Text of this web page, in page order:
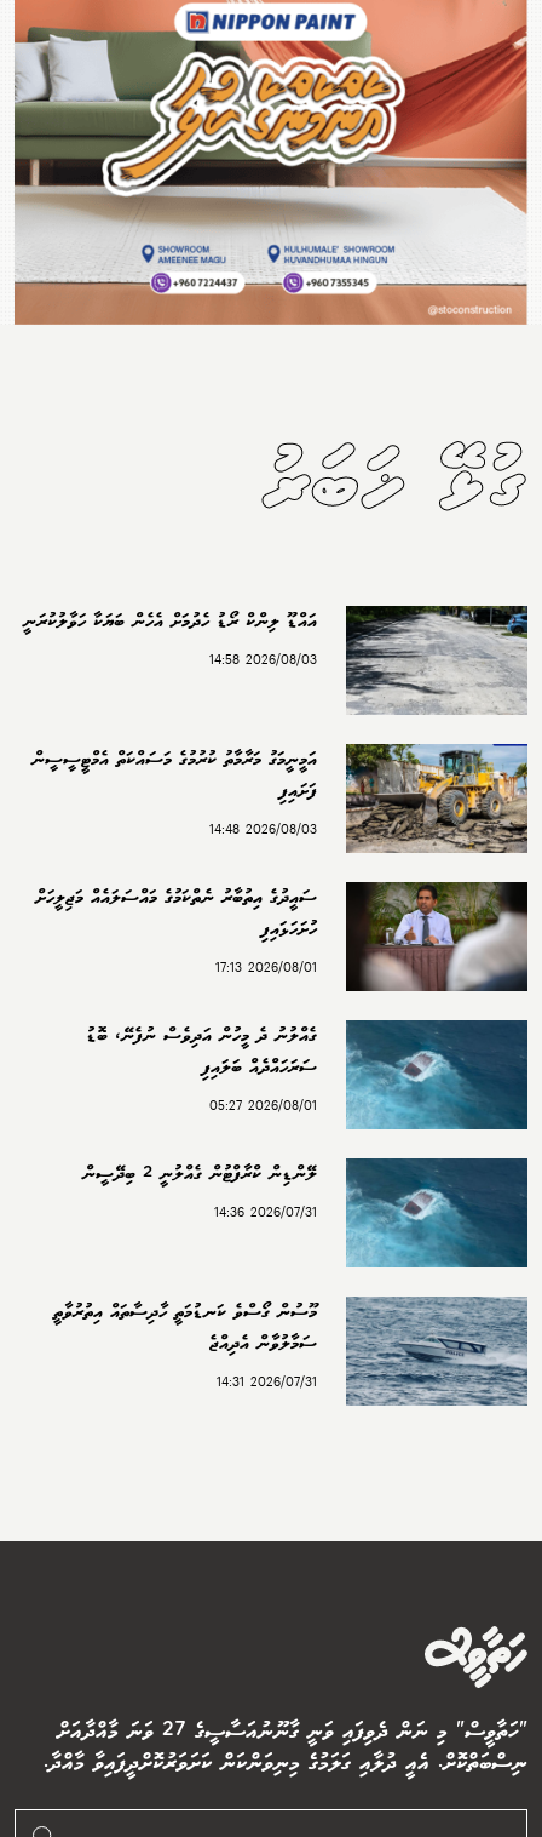
ގުޅޭ ޚަބަރު
އައްޑޫ ލިންކް ރޯޑު ހެދުމަށް އެހެން ބަޔަކާ ހަވާލުކުރަނީ
2026/08/03 14:58
އަމީނީމަގު މަރާމާތު ކުރުމުގެ މަސައްކަތް އެމްޓީސީސީން
ފަށައިފި
2026/08/03 14:48
ސައީދުގެ އިތުބާރު ނެތްކަމުގެ މައްސަލައެއް މަޖިލީހަށް
ހުށަހަޅައިފި
2026/08/01 17:13
ގެއްލުނު ދެ މީހުން އަދިވެސް ނުފެނޭ، ބޮޑު
ސަރަހައްދެއް ބަލައިފި
2026/08/01 05:27
ލޭންޑިން ކްރާފްޓުން ގެއްލުނީ 2 ބިދޭސީން
2026/07/31 14:36
މޫސުން ގޯސްވެ ކަނޑުމަތީ ހާދިސާތައް އިތުރުވާތީ
ސަމާލުވާން އެދިއްޖެ
2026/07/31 14:31
"ހަތާވީސް" މި ނަން ދެވިފައި ވަނީ ގާނޫނުއަސާސީގެ 27 ވަނަ މާއްދާއަށް
ނިސްބަތްކޮށް. އެއީ ދުލާއި ގަލަމުގެ މިނިވަންކަން ކަށަވަރުކޮށްދީފައިވާ މާއްދާ.